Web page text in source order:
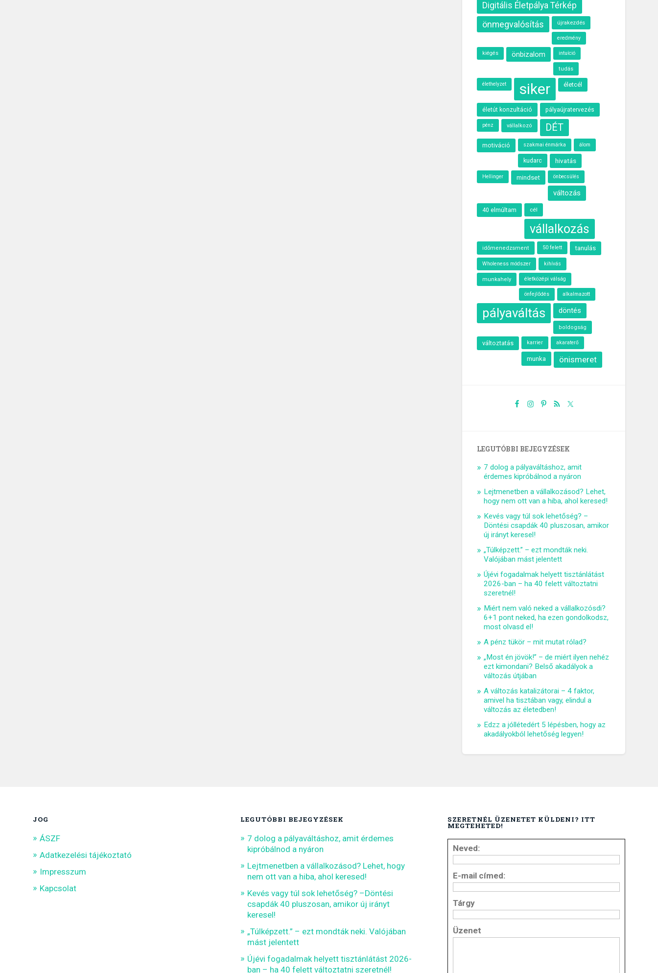
Digitális Életpálya Térkép
önmegvalósítás újrakezdés
eredmény
kiégés önbizalom intuíció
tudás
élethelyzet siker életcél
életút konzultáció pályaújratervezés
pénz vállalkozó DÉT
motiváció szakmai énmárka álom
kudarc hivatás
Hellinger mindset önbecsülés
változás
40 elmúltam cél
vállalkozás
időmenedzsment 50 felett tanulás
Wholeness módszer kihívás
munkahely életközépi válság
önfejlődés alkalmazott
pályaváltás döntés
boldogság
változtatás karrier akaraterő
munka önismeret
LEGUTÓBBI BEJEGYZÉSEK
7 dolog a pályaváltáshoz, amit
érdemes kipróbálnod a nyáron
Lejtmenetben a vállalkozásod? Lehet,
hogy nem ott van a hiba, ahol keresed!
Kevés vagy túl sok lehetőség? –
Döntési csapdák 40 pluszosan, amikor
új irányt keresel!
„Túlképzett.” – ezt mondták neki.
Valójában mást jelentett
Újévi fogadalmak helyett tisztánlátást
2026-ban – ha 40 felett változtatni
szeretnél!
Miért nem való neked a vállalkozósdi?
6+1 pont neked, ha ezen gondolkodsz,
most olvasd el!
A pénz tükör – mit mutat rólad?
„Most én jövök!” – de miért ilyen nehéz
ezt kimondani? Belső akadályok a
változás útjában
A változás katalizátorai – 4 faktor,
amivel ha tisztában vagy, elindul a
változás az életedben!
Edzz a jóllétedért 5 lépésben, hogy az
akadályokból lehetőség legyen!
JOG
ÁSZF
Adatkezelési tájékoztató
Impresszum
Kapcsolat
LEGUTÓBBI BEJEGYZÉSEK
7 dolog a pályaváltáshoz, amit érdemes
kipróbálnod a nyáron
Lejtmenetben a vállalkozásod? Lehet, hogy
nem ott van a hiba, ahol keresed!
Kevés vagy túl sok lehetőség? –Döntési
csapdák 40 pluszosan, amikor új irányt
keresel!
„Túlképzett.” – ezt mondták neki. Valójában
mást jelentett
Újévi fogadalmak helyett tisztánlátást 2026-
ban – ha 40 felett változtatni szeretnél!
SZERETNÉL ÜZENETET KÜLDENI? ITT
MEGTEHETED!
Neved:
E-mail címed:
Tárgy
Üzenet